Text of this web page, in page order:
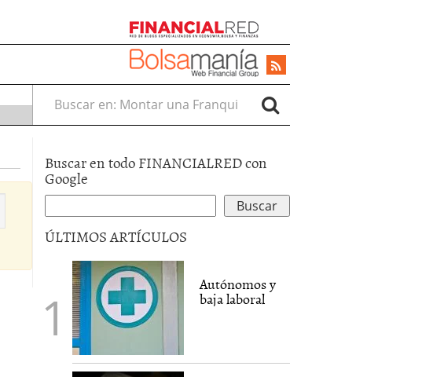
Buscar en:
Buscar en todo FINANCIALRED con
Google
ÚLTIMOS ARTÍCULOS
Autónomos y
baja laboral